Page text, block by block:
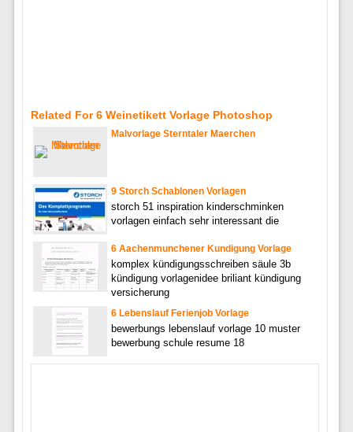
Related For 6 Weinetikett Vorlage Photoshop
Malvorlage Sterntaler Maerchen
9 Storch Schablonen Vorlagen
storch 51 inspiration kinderschminken
vorlagen einfach sehr interessant die
6 Aachenmunchener Kundigung Vorlage
komplex kündigungsschreiben säule 3b
kündigung vorlagenidee briliant kündigung
versicherung
6 Lebenslauf Ferienjob Vorlage
bewerbungs lebenslauf vorlage 10 muster
bewerbung schule resume 18